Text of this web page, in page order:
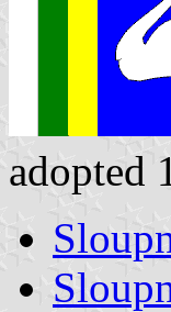
adopted